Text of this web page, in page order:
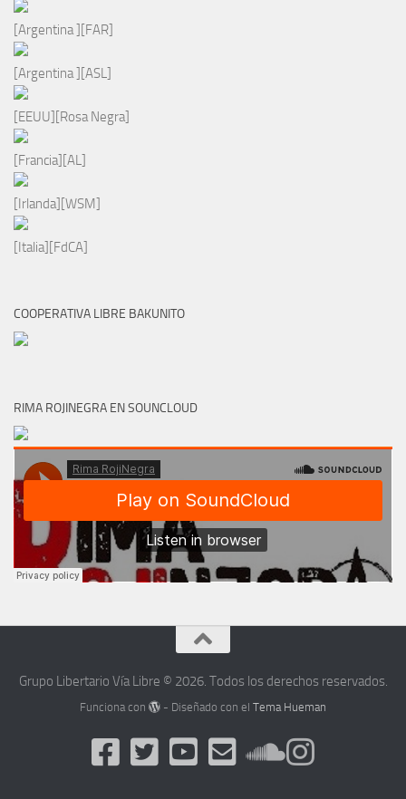
[Argentina ][FAR]
[Argentina ][ASL]
[EEUU][Rosa Negra]
[Francia][AL]
[Irlanda][WSM]
[Italia][FdCA]
COOPERATIVA LIBRE BAKUNITO
RIMA ROJINEGRA EN SOUNCLOUD
Grupo Libertario Vía Libre © 2026. Todos los derechos reservados.
Funciona con - Diseñado con elTema Hueman